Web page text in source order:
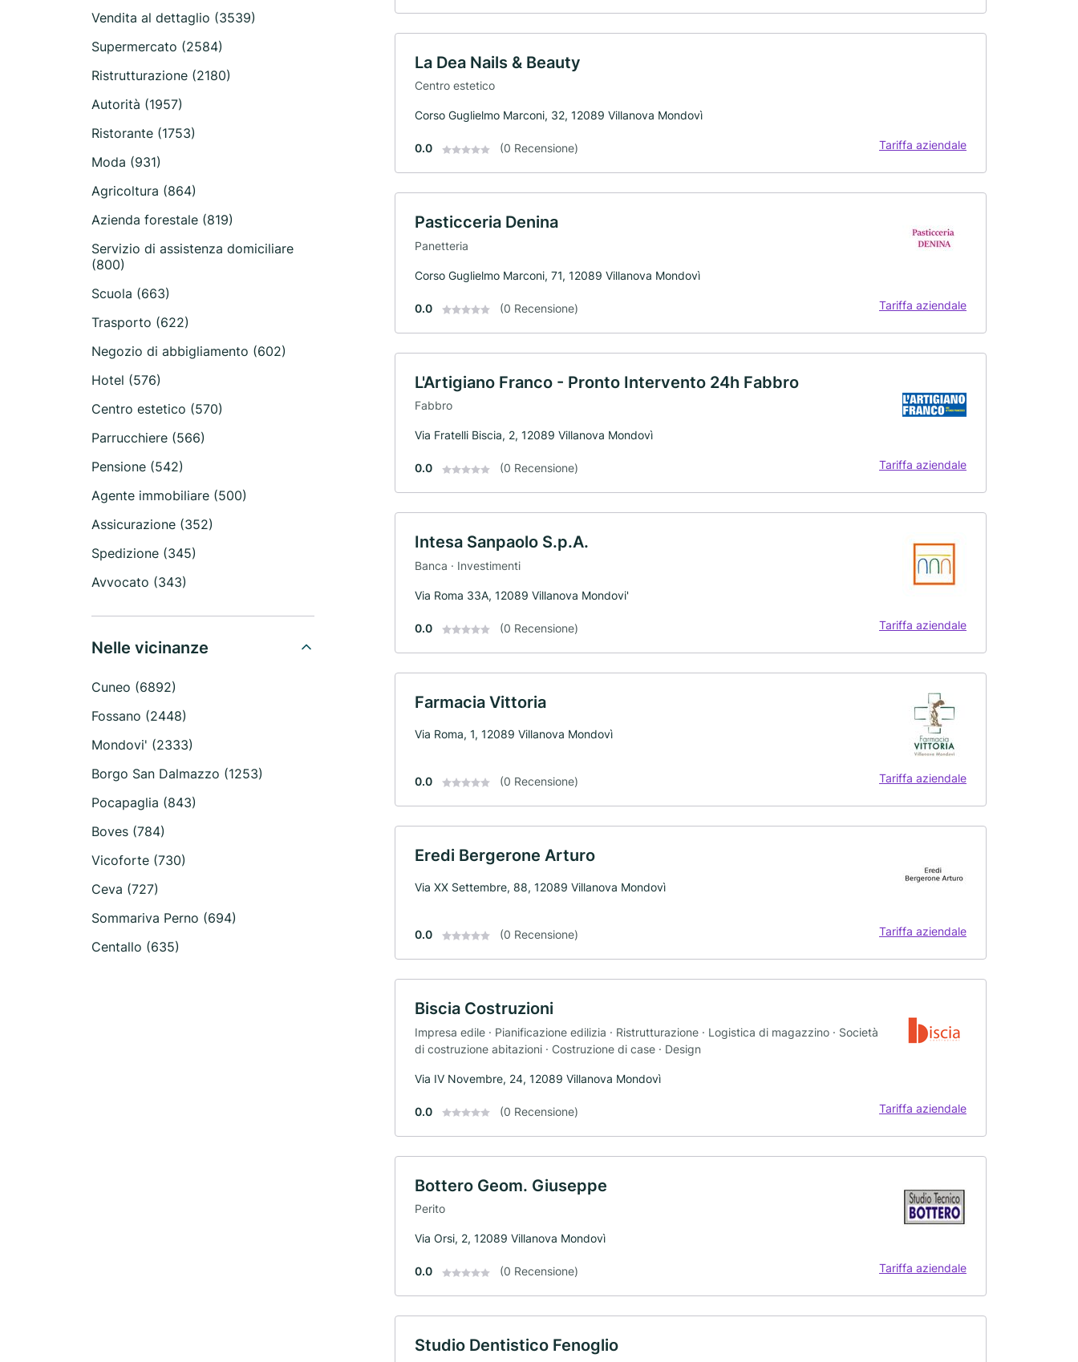
Vendita al dettaglio (3539)
Supermercato (2584)
Ristrutturazione (2180)
Autorità (1957)
Ristorante (1753)
Moda (931)
Agricoltura (864)
Azienda forestale (819)
Servizio di assistenza domiciliare
(800)
Scuola (663)
Trasporto (622)
Negozio di abbigliamento (602)
Hotel (576)
Centro estetico (570)
Parrucchiere (566)
Pensione (542)
Agente immobiliare (500)
Assicurazione (352)
Spedizione (345)
Avvocato (343)
Nelle vicinanze
Cuneo (6892)
Fossano (2448)
Mondovi' (2333)
Borgo San Dalmazzo (1253)
Pocapaglia (843)
Boves (784)
Vicoforte (730)
Ceva (727)
Sommariva Perno (694)
Centallo (635)
La Dea Nails & Beauty
Centro estetico
Corso Guglielmo Marconi, 32, 12089 Villanova Mondovì
0.0 (0 Recensione) Tariffa aziendale
Pasticceria Denina
Panetteria
Corso Guglielmo Marconi, 71, 12089 Villanova Mondovì
0.0 (0 Recensione) Tariffa aziendale
L'Artigiano Franco - Pronto Intervento 24h Fabbro
Fabbro
Via Fratelli Biscia, 2, 12089 Villanova Mondovì
0.0 (0 Recensione) Tariffa aziendale
Intesa Sanpaolo S.p.A.
Banca · Investimenti
Via Roma 33A, 12089 Villanova Mondovi'
0.0 (0 Recensione) Tariffa aziendale
Farmacia Vittoria
Via Roma, 1, 12089 Villanova Mondovì
0.0 (0 Recensione) Tariffa aziendale
Eredi Bergerone Arturo
Via XX Settembre, 88, 12089 Villanova Mondovì
0.0 (0 Recensione) Tariffa aziendale
Biscia Costruzioni
Impresa edile · Pianificazione edilizia · Ristrutturazione · Logistica di magazzino · Società
di costruzione abitazioni · Costruzione di case · Design
Via IV Novembre, 24, 12089 Villanova Mondovì
0.0 (0 Recensione) Tariffa aziendale
Bottero Geom. Giuseppe
Perito
Via Orsi, 2, 12089 Villanova Mondovì
0.0 (0 Recensione) Tariffa aziendale
Studio Dentistico Fenoglio